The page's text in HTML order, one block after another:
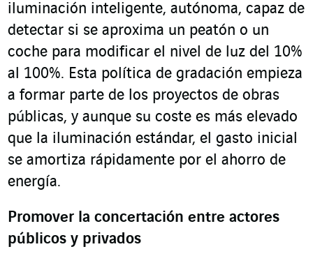
iluminación inteligente, autónoma, capaz de
detectar si se aproxima un peatón o un
coche para modificar el nivel de luz del 10%
al 100%. Esta política de gradación empieza
a formar parte de los proyectos de obras
públicas, y aunque su coste es más elevado
que la iluminación estándar, el gasto inicial
se amortiza rápidamente por el ahorro de
energía.
Promover la concertación entre actores
públicos y privados